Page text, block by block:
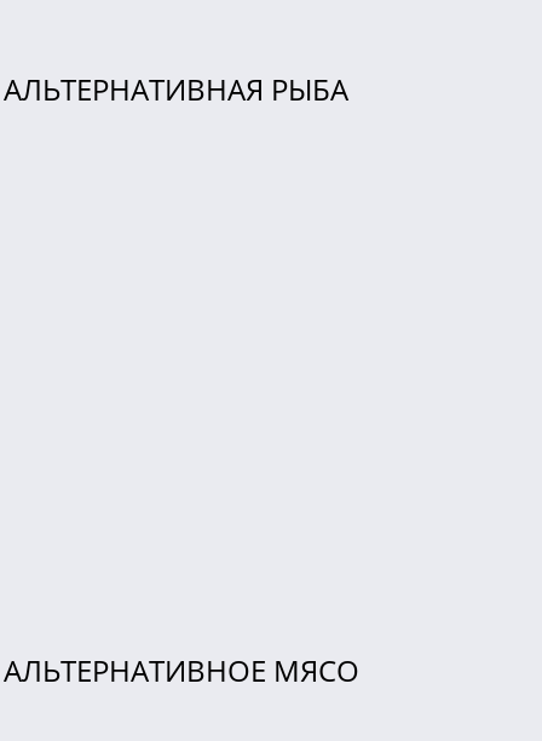
АЛЬТЕРНАТИВНОЕ МЯСО
АЛЬТЕРНАТИВНАЯ РЫБА